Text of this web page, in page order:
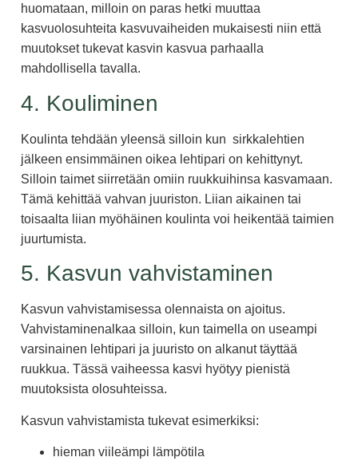
huomataan, milloin on paras hetki muuttaa
kasvuolosuhteita kasvuvaiheiden mukaisesti niin että
muutokset tukevat kasvin kasvua parhaalla
mahdollisella tavalla.
4. Kouliminen
Koulinta tehdään yleensä silloin kun sirkkalehtien
jälkeen ensimmäinen oikea lehtipari on kehittynyt.
Silloin taimet siirretään omiin ruukkuihinsa kasvamaan.
Tämä kehittää vahvan juuriston. Liian aikainen tai
toisaalta liian myöhäinen koulinta voi heikentää taimien
juurtumista.
5. Kasvun vahvistaminen
Kasvun vahvistamisessa olennaista on ajoitus.
Vahvistaminenalkaa silloin, kun taimella on useampi
varsinainen lehtipari ja juuristo on alkanut täyttää
ruukkua. Tässä vaiheessa kasvi hyötyy pienistä
muutoksista olosuhteissa.
Kasvun vahvistamista tukevat esimerkiksi:
hieman viileämpi lämpötila